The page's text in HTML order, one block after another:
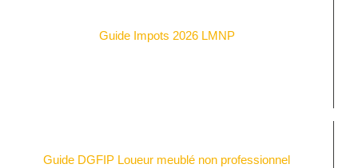
Guide Impots 2026 LMNP
Guide DGFIP Loueur meublé non professionnel